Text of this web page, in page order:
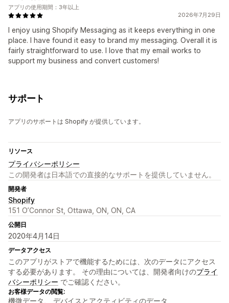
2026年7月29日
I enjoy using Shopify Messaging as it keeps everything in one
place. I have found it easy to brand my messaging. Overall it is
fairly straightforward to use. I love that my email works to
support my business and convert customers!
アプリの使用期間：3年以上
サポート
アプリのサポートは Shopify が提供しています。
リソース
プライバシーポリシー
この開発者は日本語での直接的なサポートを提供していません。
開発者
Shopify
151 O’Connor St, Ottawa, ON, ON, CA
公開日
2020年4月14日
データアクセス
このアプリがストアで機能するためには、次のデータにアクセス
する必要があります。 その理由については、開発者向けのプライ
バシーポリシー でご確認ください。
お客様データの閲覧:
機微データ、 デバイスとアクティビティのデータ